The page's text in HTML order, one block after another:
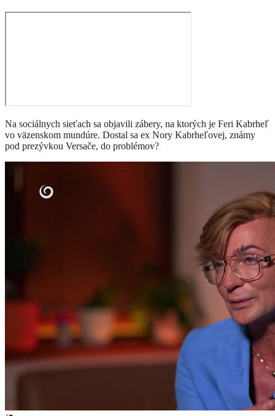
Na sociálnych sieťach sa objavili zábery, na ktorých je Feri Kabrheľ
vo väzenskom mundúre. Dostal sa ex Nory Kabrheľovej, známy
pod prezývkou Versače, do problémov?